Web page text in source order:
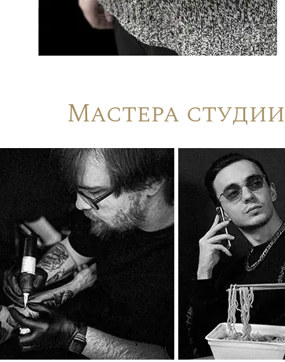
Мастера студии